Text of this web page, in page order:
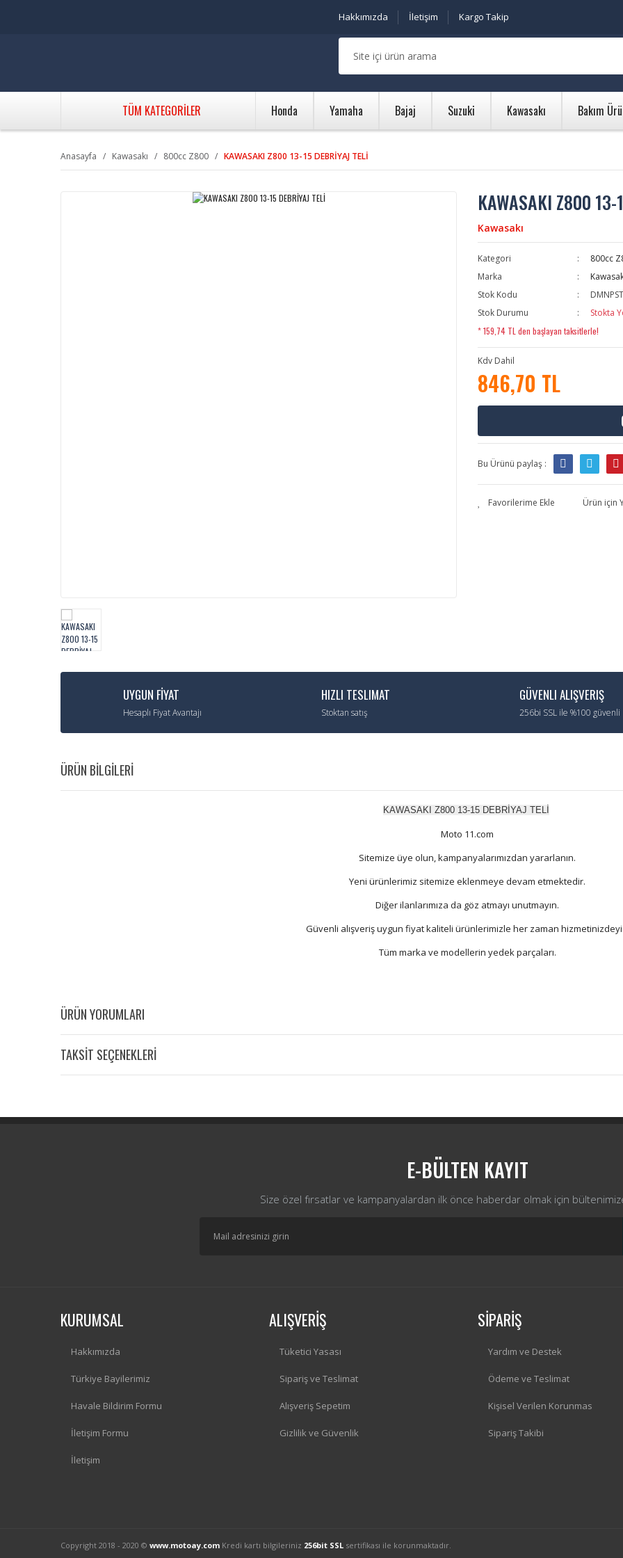
Hakkımızda İletişim Kargo Takip
TÜM KATEGORİLER Honda Yamaha Bajaj Suzuki Kawasakı Bakım
Anasayfa Kawasakı 800cc Z800 KAWASAKI Z800 13-15 DEBRİYAJ TELİ
KAWASAKI Z800
Kawasakı
Kategori
800cc
Marka
Stok Kodu
Stok Durumu
Stokta
* 159,74 TL den başlayan taksitlerle!
Kdv Dahil
846,70 TL
Bu Ürünü paylaş :
Ürün için
UYGUN FİYAT
Hesaplı Fiyat Avantajı
HIZLI TESLIMAT
Stoktan satış
GÜVENLI ALIŞVERIŞ
256bi SSL ile %100 güvenli
ÜRÜN BİLGİLERİ
KAWASAKI Z800 13-15 DEBRİYAJ TELİ
Moto 11.com
Sitemize üye olun, kampanyalarımızdan yararlanın.
Yeni ürünlerimiz sitemize eklenmeye devam etmektedir.
Diğer ilanlarımıza da göz atmayı unutmayın.
Güvenli alışveriş uygun fiyat kaliteli ürünlerimizle her zaman
Tüm marka ve modellerin yedek parçaları.
ÜRÜN YORUMLARI
TAKSİT SEÇENEKLERİ
E-BÜLTEN KAYIT
Size özel fırsatlar ve kampanyalardan ilk önce haberdar olmak için
KURUMSAL
Hakkımızda
Türkiye Bayilerimiz
Havale Bildirim Formu
İletişim Formu
İletişim
ALIŞVERİŞ
Tüketici Yasası
Sipariş ve Teslimat
Alışveriş Sepetim
Gizlilik ve Güvenlik
SİPARİŞ
Yardım ve Destek
Ödeme ve Teslimat
Kişisel Verilen Korunmas
Sipariş Takibi
Copyright 2018 - 2020 © www.motoay.com Kredi kartı bilgileriniz 256bit SSL sertifikası ile korunmaktadır.